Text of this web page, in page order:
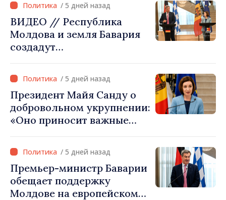
/ 5 дней назад
ВИДЕО // Республика
Молдова и земля Бавария
создадут
комиссию по
экономическому
сотрудничеству
/ 5 дней назад
Президент Майя Санду о
добровольном укрупнении:
«Оно приносит важные
проектов»
/ 5 дней назад
Премьер-министр Баварии
обещает поддержку
Молдове на европейском